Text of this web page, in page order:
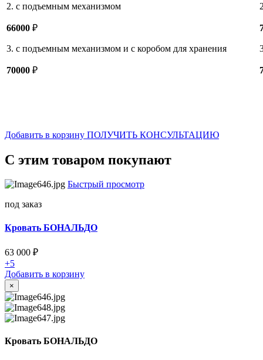
2. с подъемным механизмом
66000 ₽
3. с подъемным механизмом и с коробом для хранения
70000 ₽
Добавить в корзину ПОЛУЧИТЬ КОНСУЛЬТАЦИЮ
С этим товаром покупают
Быстрый просмотр
под заказ
Кровать БОНАЛЬДО
63 000 ₽
+5
Добавить в корзину
×
Кровать БОНАЛЬДО